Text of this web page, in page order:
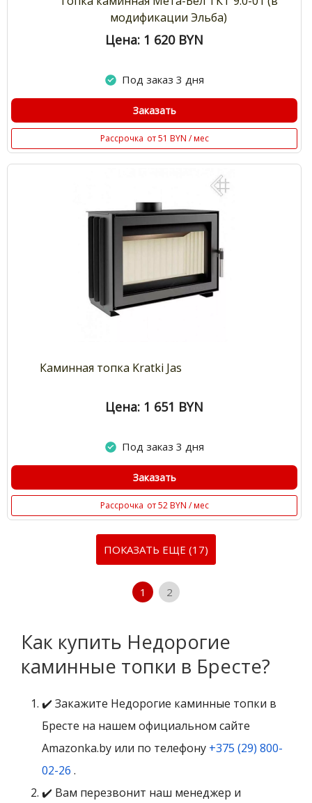
модификации Эльба)
Цена: 1 620 BYN
Под заказ 3 дня
Заказать
Рассрочка от 51 BYN / мес
Каминная топка Kratki Jas
Цена: 1 651 BYN
Под заказ 3 дня
Заказать
Рассрочка от 52 BYN / мес
ПОКАЗАТЬ ЕЩЕ (17)
1 2
Как купить Недорогие
каминные топки в Бресте?
✔️ Закажите Недорогие каминные топки в
Бресте на нашем официальном сайте
Amazonka.by или по телефону +375 (29) 800-
02-26 .
✔️ Вам перезвонит наш менеджер и